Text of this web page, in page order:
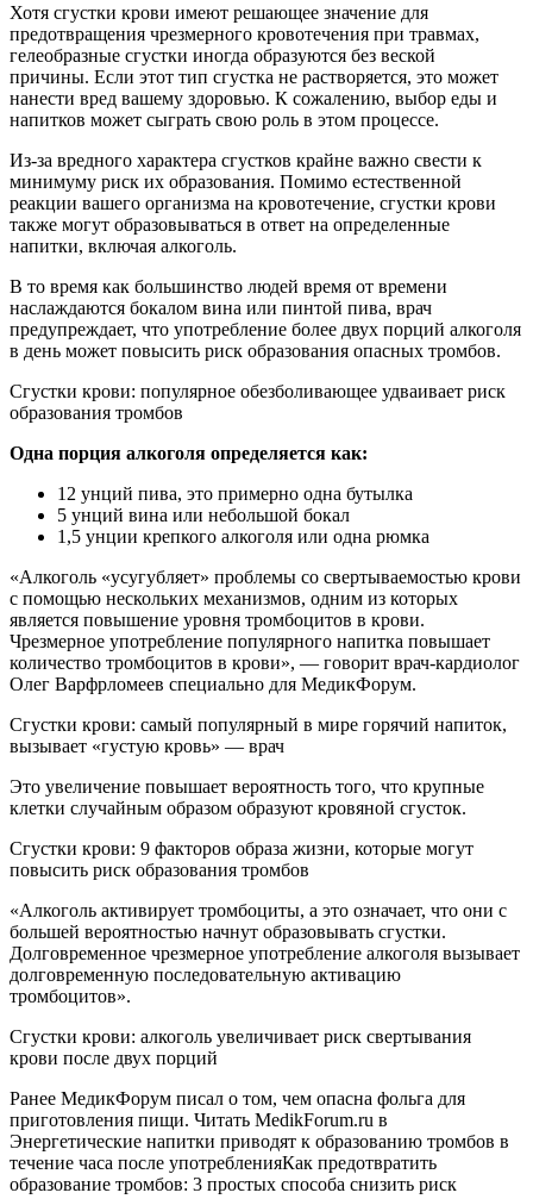
Хотя сгустки крови имеют решающее значение для
предотвращения чрезмерного кровотечения при травмах,
гелеобразные сгустки иногда образуются без веской
причины. Если этот тип сгустка не растворяется, это может
нанести вред вашему здоровью. К сожалению, выбор еды и
напитков может сыграть свою роль в этом процессе.
Из-за вредного характера сгустков крайне важно свести к
минимуму риск их образования. Помимо естественной
реакции вашего организма на кровотечение, сгустки крови
также могут образовываться в ответ на определенные
напитки, включая алкоголь.
В то время как большинство людей время от времени
наслаждаются бокалом вина или пинтой пива, врач
предупреждает, что употребление более двух порций алкоголя
в день может повысить риск образования опасных тромбов.
Сгустки крови: популярное обезболивающее удваивает риск
образования тромбов
Одна порция алкоголя определяется как:
12 унций пива, это примерно одна бутылка
5 унций вина или небольшой бокал
1,5 унции крепкого алкоголя или одна рюмка
«Алкоголь «усугубляет» проблемы со свертываемостью крови
с помощью нескольких механизмов, одним из которых
является повышение уровня тромбоцитов в крови.
Чрезмерное употребление популярного напитка повышает
количество тромбоцитов в крови», — говорит врач-кардиолог
Олег Варфрломеев специально для МедикФорум.
Сгустки крови: самый популярный в мире горячий напиток,
вызывает «густую кровь» — врач
Это увеличение повышает вероятность того, что крупные
клетки случайным образом образуют кровяной сгусток.
Сгустки крови: 9 факторов образа жизни, которые могут
повысить риск образования тромбов
«Алкоголь активирует тромбоциты, а это означает, что они с
большей вероятностью начнут образовывать сгустки.
Долговременное чрезмерное употребление алкоголя вызывает
долговременную последовательную активацию
тромбоцитов».
Сгустки крови: алкоголь увеличивает риск свертывания
крови после двух порций
Ранее МедикФорум писал о том, чем опасна фольга для
приготовления пищи. Читать MedikForum.ru в
Энергетические напитки приводят к образованию тромбов в
течение часа после употребленияКак предотвратить
образование тромбов: 3 простых способа снизить риск